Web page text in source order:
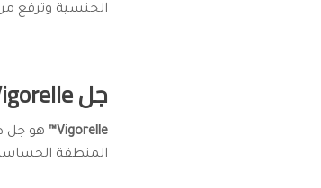
الجنسية وترفع
جل Vigorelle™ لجفاف المهبل وزيادة الإثارة الجنسية
Vigorelle™
هو جل
المنطقة